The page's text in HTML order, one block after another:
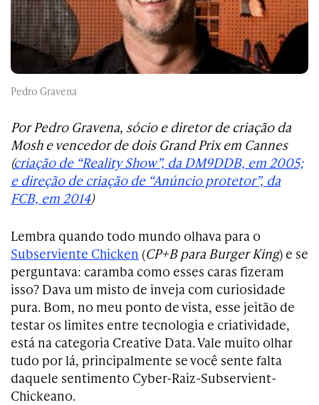
Pedro Gravena
Por Pedro Gravena, sócio e diretor de criação da
Mosh e vencedor de dois Grand Prix em Cannes
(criação de “Reality Show”, da DM9DDB, em 2005;
e direção de criação de “Anúncio protetor”, da
FCB, em 2014)
Lembra quando todo mundo olhava para o
Subserviente Chicken (CP+B para Burger King) e se
perguntava: caramba como esses caras fizeram
isso? Dava um misto de inveja com curiosidade
pura. Bom, no meu ponto de vista, esse jeitão de
testar os limites entre tecnologia e criatividade,
está na categoria Creative Data. Vale muito olhar
tudo por lá, principalmente se você sente falta
daquele sentimento Cyber-Raiz-Subservient-
Chickeano.